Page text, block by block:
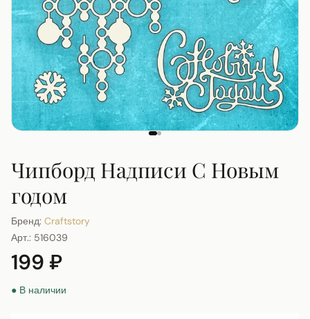
Чипборд Надписи С Новым
годом
Бренд: Craftstory
Арт.: 516039
199 ₽
● В наличии